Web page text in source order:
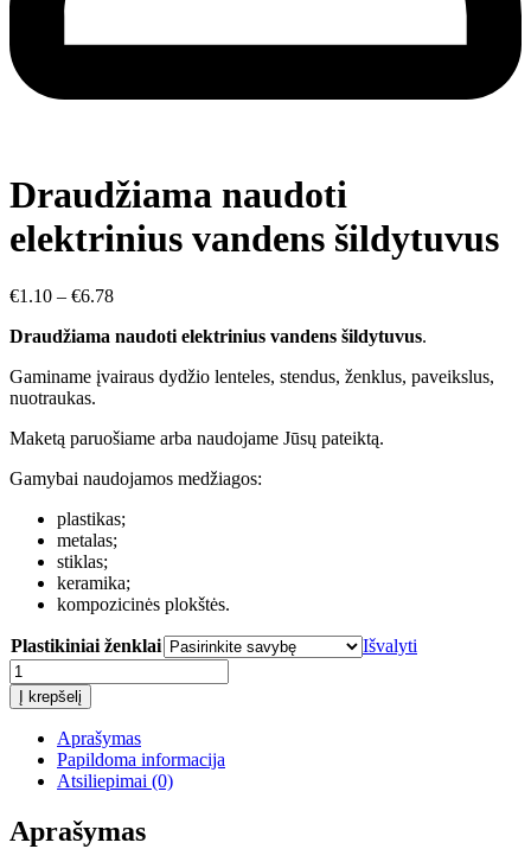
Draudžiama naudoti
elektrinius vandens šildytuvus
€1.10 – €6.78
Draudžiama naudoti elektrinius vandens šildytuvus.
Gaminame įvairaus dydžio lenteles, stendus, ženklus, paveikslus,
nuotraukas.
Maketą paruošiame arba naudojame Jūsų pateiktą.
Gamybai naudojamos medžiagos:
plastikas;
metalas;
stiklas;
keramika;
kompozicinės plokštės.
Plastikiniai ženklai
Išvalyti
produkto
kiekis:
Draudžiama
naudoti
elektrinius
vandens
šildytuvus
Į krepšelį
Aprašymas
Papildoma informacija
Atsiliepimai (0)
Aprašymas